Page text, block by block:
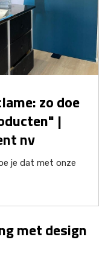
zo doe
|
nv
je dat met onze
met design